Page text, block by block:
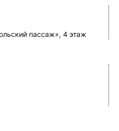
пассаж», 4 этаж